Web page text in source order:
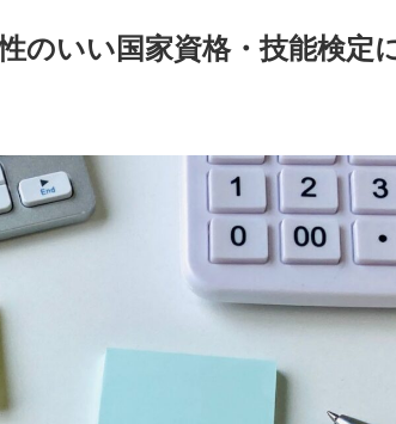
のいい国家資格・技能検定